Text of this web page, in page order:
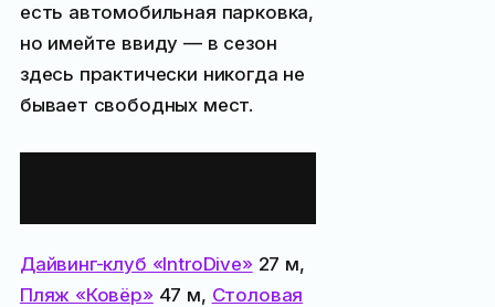
есть автомобильная парковка,
но имейте ввиду — в сезон
здесь практически никогда не
бывает свободных мест.
Дайвинг-клуб «IntroDive»27 м,
Пляж «Ковёр»47 м, Столовая